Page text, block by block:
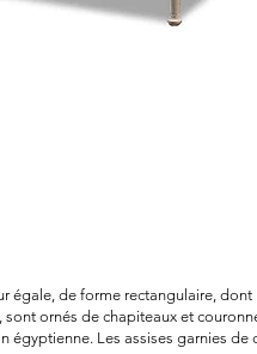
de forme rectangulaire,
ornés de chapiteaux et
égyptienne. Les assises garnies de